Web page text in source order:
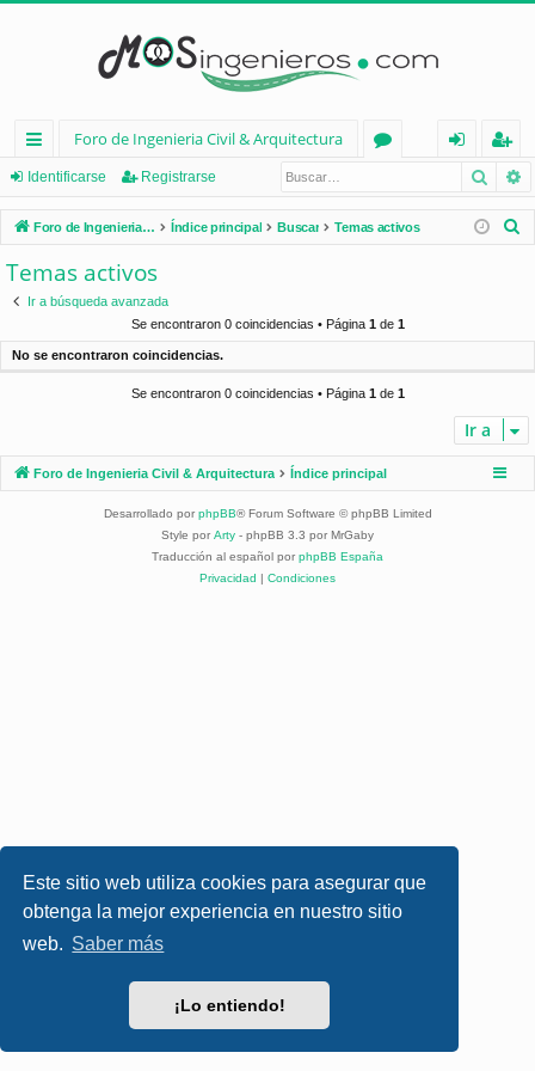
Este sitio web utiliza cookies para asegurar que
obtenga la mejor experiencia en nuestro sitio
web. Saber más
¡Lo entiendo!
nl
ac
es
rá
d
Foro de Ingenieria Civil & Arquitectura
os
nt
ifi
eg
ist
ra
Identificarse Registrarse
Foro de Ingenieria Civil & Arquitectura Índice principal Buscar Temas activos
Temas activos
Ir a búsqueda avanzada
Se encontraron 0 coincidencias • Página 1de 1
No se encontraron coincidencias.
Se encontraron 0 coincidencias • Página 1de 1
Ir a
Foro de Ingenieria Civil & Arquitectura Índice principal
Desarrollado por phpBB® Forum Software © phpBB Limited
Style por Arty - phpBB 3.3 por MrGaby
Traducción al español por phpBB España
Privacidad | Condiciones